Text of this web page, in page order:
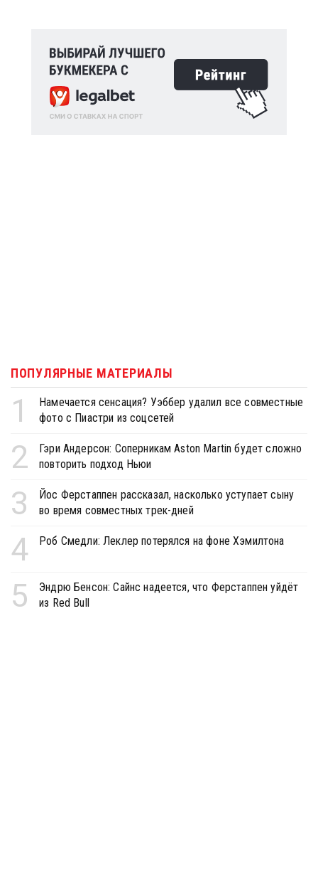
ПОПУЛЯРНЫЕ МАТЕРИАЛЫ
1
Намечается сенсация? Уэббер удалил все совместные
фото с Пиастри из соцсетей
2
Гэри Андерсон: Соперникам Aston Martin будет сложно
повторить подход Ньюи
3
Йос Ферстаппен рассказал, насколько уступает сыну
во время совместных трек-дней
4 Роб Смедли: Леклер потерялся на фоне Хэмилтона
5
Эндрю Бенсон: Сайнс надеется, что Ферстаппен уйдёт
из Red Bull